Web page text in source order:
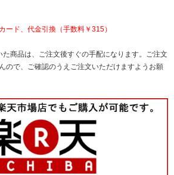
ード、代金引換（手数料￥315）
商品は、ご注文後すぐの手配になります。ご注文
ので、ご確認のうえご注文いただけますようお願